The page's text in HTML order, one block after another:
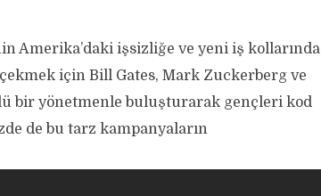
Amerika’daki işsizliğe ve yeni iş kollarında
için Bill Gates, Mark Zuckerberg ve
bir yönetmenle buluşturarak gençleri kod
de bu tarz kampanyaların